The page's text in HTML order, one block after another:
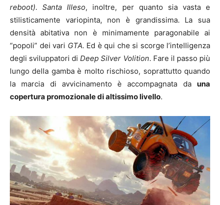
reboot).Santa Illeso, inoltre, per quanto sia vasta e
stilisticamente variopinta, non è grandissima. La sua
densità abitativa non è minimamente paragonabile ai
“popoli” dei vari GTA. Ed è qui che si scorge l’intelligenza
degli sviluppatori diDeep Silver Volition. Fare il passo più
lungo della gamba è molto rischioso, soprattutto quando
la marcia di avvicinamento è accompagnata da una
copertura promozionale di altissimo livello.